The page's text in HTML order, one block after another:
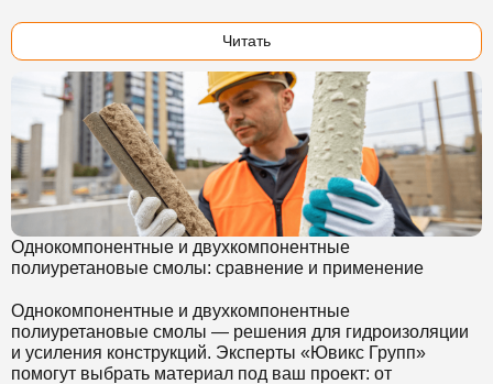
Читать
Однокомпонентные и двухкомпонентные
полиуретановые смолы: сравнение и применение
Однокомпонентные и двухкомпонентные
полиуретановые смолы — решения для гидроизоляции
и усиления конструкций. Эксперты «Ювикс Групп»
помогут выбрать материал под ваш проект: от